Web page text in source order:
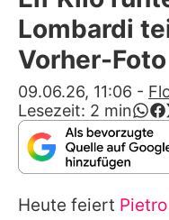
Alle
Lombardi
Vorher-Foto
09.06.26, 11:06 -
Lesezeit: 2 min
Heute feiert